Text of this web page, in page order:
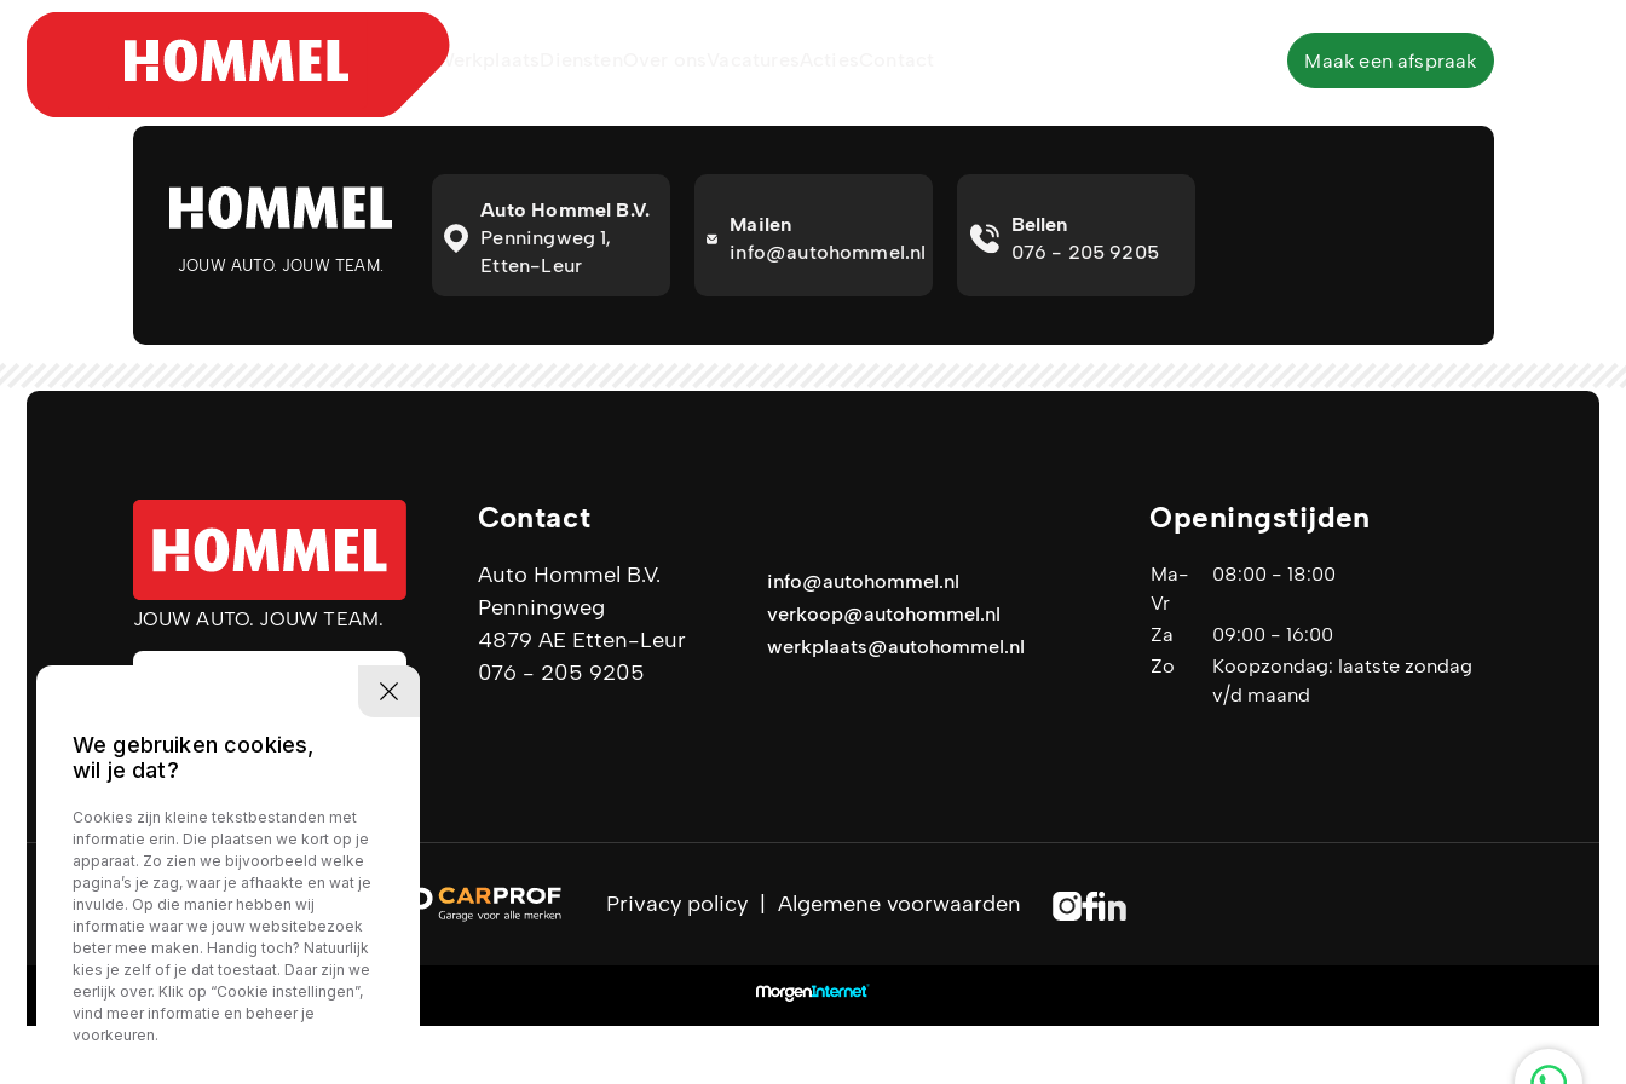
Werkplaats Maak een afspraak
JOUW AUTO. JOUW TEAM.
Auto Hommel B.V.
Penningweg 1,
Etten-Leur
Mailen
info@autohommel.nl
Bellen
076 - 205 9205
JOUW AUTO. JOUW TEAM.
Contact
Auto Hommel B.V.
Penningweg
4879 AE Etten-Leur
076 - 205 9205
info@autohommel.nl
verkoop@autohommel.nl
werkplaats@autohommel.nl
Openingstijden
Ma-
Vr
08:00 - 18:00
Za
09:00 - 16:00
Zo
Koopzondag: laatste zondag
v/d maand
Privacy policy Algemene voorwaarden
We gebruiken cookies,
wil je dat?
Cookies zijn kleine tekstbestanden met
informatie erin. Die plaatsen we kort op je
apparaat. Zo zien we bijvoorbeeld welke
pagina’s je zag, waar je afhaakte en wat je
invulde. Op die manier hebben wij
informatie waar we jouw websitebezoek
beter mee maken. Handig toch? Natuurlijk
kies je zelf of je dat toestaat. Daar zijn we
eerlijk over. Klik op “Cookie instellingen”,
vind meer informatie en beheer je
voorkeuren.